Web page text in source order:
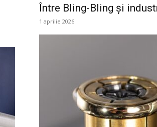
Între Bling-Bling și
1 aprilie 2026